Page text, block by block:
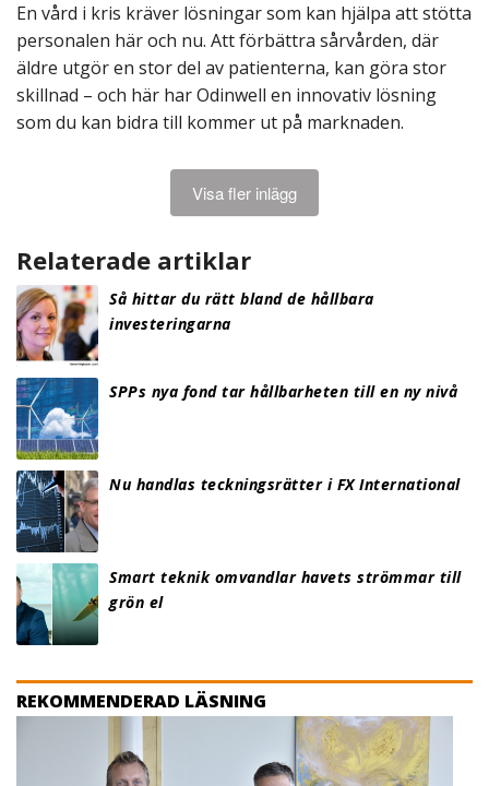
En vård i kris kräver lösningar som kan hjälpa att stötta
personalen här och nu. Att förbättra sårvården, där
äldre utgör en stor del av patienterna, kan göra stor
skillnad – och här har Odinwell en innovativ lösning
som du kan bidra till kommer ut på marknaden.
Visa fler inlägg
Relaterade artiklar
Så hittar du rätt bland de hållbara
investeringarna
SPPs nya fond tar hållbarheten till en ny nivå
Nu handlas teckningsrätter i FX International
Smart teknik omvandlar havets strömmar till
grön el
REKOMMENDERAD LÄSNING